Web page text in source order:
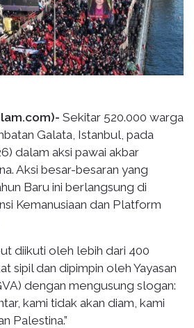
Sekitar 520.000 warga
Galata, Istanbul, pada
dalam aksi pawai akbar
Aksi besar-besaran yang
Baru ini berlangsung di
Kemanusiaan dan Platform
diikuti oleh lebih dari 400
sipil dan dipimpin oleh Yayasan
dengan mengusung slogan:
kami tidak akan diam, kami
Palestina.”